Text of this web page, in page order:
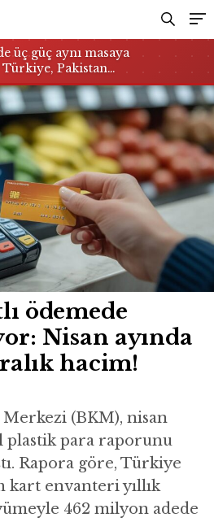
üç güç aynı masaya
Pakistan…
ödemede
Nisan ayında
hacim!
Merkezi (BKM), nisan
plastik para raporunu
Rapora göre, Türkiye
kart envanteri yıllık
462 milyon adede